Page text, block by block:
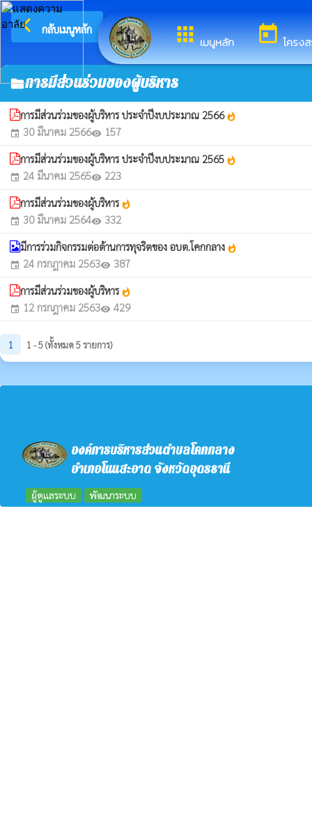
appsเมนูหลัก todayโครง
arrow_back_ios กลับเมนูหลัก ยินดีต้อนรับสู่เว็บไซต์ข
folderการมีส่วนร่วมของผู้บริหาร
การมีส่วนร่วมของผู้บริหาร ประจำปีงบประมาณ 2566whatshot
event 30 มีนาคม 2566visibility 157
การมีส่วนร่วมของผู้บริหาร ประจำปีงบประมาณ 2565 whatshot
event 24 มีนาคม 2565visibility 223
การมีส่วนร่วมของผู้บริหารwhatshot
event 30 มีนาคม 2564visibility 332
มีการร่วมกิจกรรมต่อต้านการทุจริตของ อบต.โคกกลาง whatshot
event 24 กรกฎาคม 2563visibility 387
การมีส่วนร่วมของผู้บริหารwhatshot
event 12 กรกฎาคม 2563visibility 429
1 1 - 5 (ทั้งหมด 5 รายการ)
องค์การบริหารส่วนตำบลโคกกลาง
อำเภอโนนสะอาด จังหวัดอุดรธานี
ผู้ดูแลระบบ พัฒนาระบบ